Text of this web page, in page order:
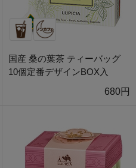
国産 桑の葉茶 ティーバッグ
10個定番デザインBOX入
680円